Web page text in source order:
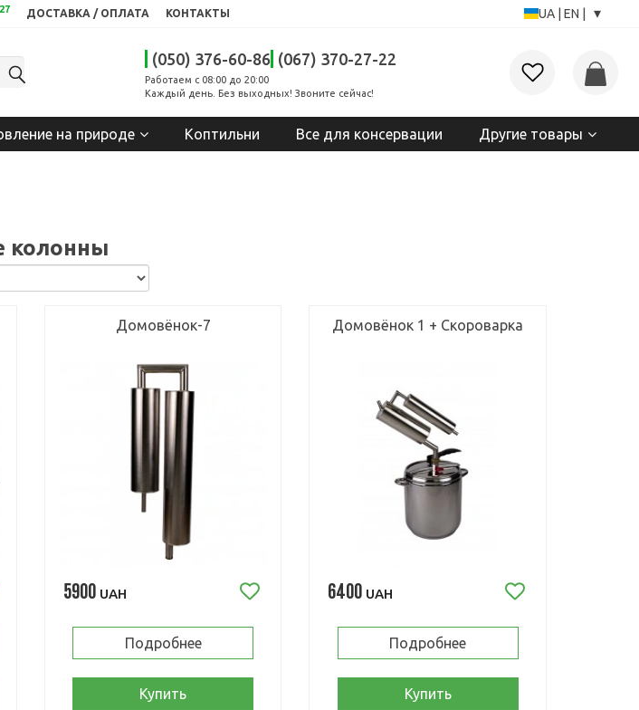
ДОСТАВКА / ОПЛАТА КОНТАКТЫ UA EN ▾
(050) 376-60-86 (067) 370-27-22
Работаем с 08:00 до 20:00
Каждый день. Без выходных! Звоните сейчас!
на природе Коптильни Все для консервации Другие товары
колонны
Домовёнок-7
5900UAH
Подробнее
Купить
Домовёнок 1 + Скороварка
6400 UAH
Подробнее
Купить